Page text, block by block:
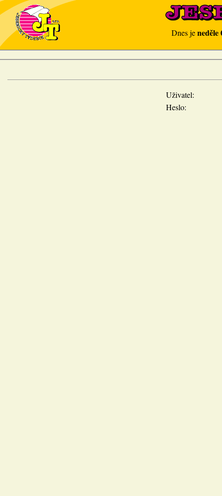
Dnes jeneděle
Uživatel:
Heslo: